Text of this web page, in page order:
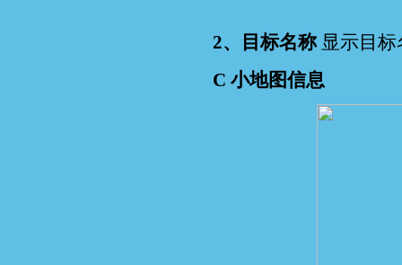
2、目标名称显示目标
C 小地图信息